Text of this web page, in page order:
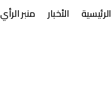
الرئيسية الأخبار منبر الرأي